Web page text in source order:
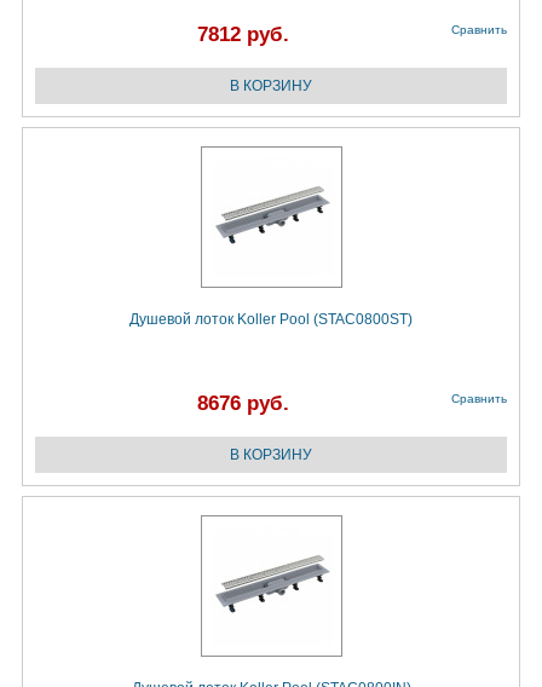
7812 руб. Сравнить
Душевой лоток Koller Pool (STAC0800ST)
8676 руб. Сравнить